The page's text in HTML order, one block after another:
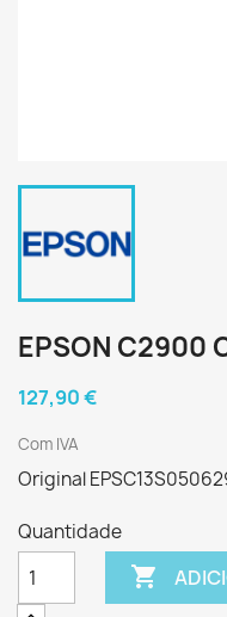
EPSON C2900
127,90 €
Com IVA
Original
Quantidade
